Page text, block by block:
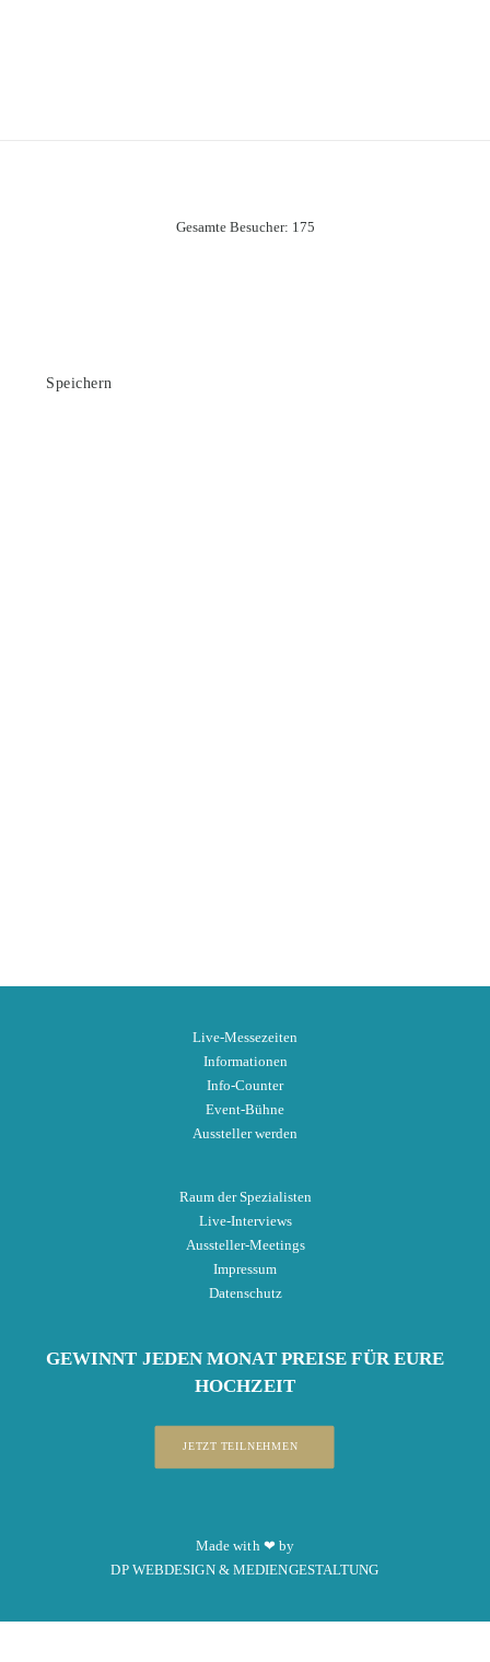
Gesamte Besucher: 175
Speichern
Live-Messezeiten
Informationen
Info-Counter
Event-Bühne
Aussteller werden
Raum der Spezialisten
Live-Interviews
Aussteller-Meetings
Impressum
Datenschutz
GEWINNT JEDEN MONAT PREISE FÜR EURE
HOCHZEIT
JETZT TEILNEHMEN
Made with ❤ by
DP WEBDESIGN & MEDIENGESTALTUNG